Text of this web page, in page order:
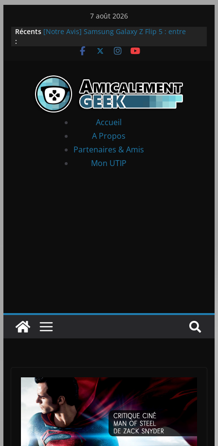
contenu
7 août 2026
Récents
:
[Notre Avis] Samsung Galaxy Z Flip 5 : entre
[PS5] New World Aeternum [Notre Avis]
LEGO dévoile la LEGO Technic McLaren P1
Accueil
A Propos
Partenaires & Amis
Mon UTIP